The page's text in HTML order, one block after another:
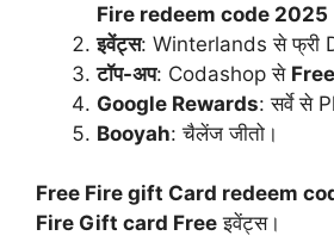
Fire redeem code 2025
इवेंट्स: Winterlands से फ्री
टॉप-अप: Codashop से
Google Rewards: सर्वे से
Booyah: चैलेंज जीतो।
Free Fire gift Card redeem
Fire Gift card Free इवेंट्स।